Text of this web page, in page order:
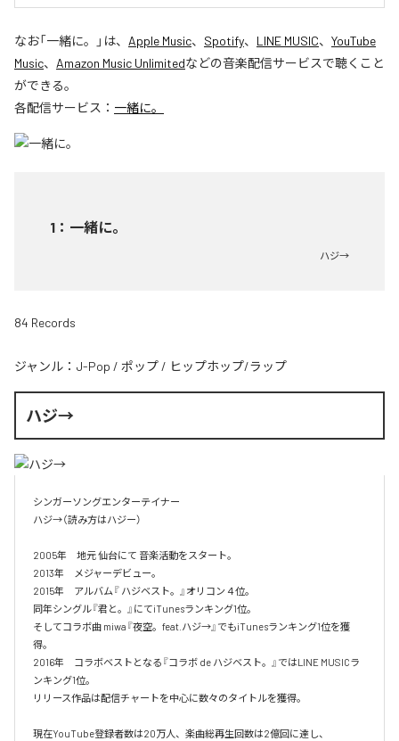
なお「一緒に。 」は、 Apple Music、 Spotify、 LINE MUSIC、 YouTube
Music、 Amazon Music Unlimitedなどの音楽配信サービスで聴くこと
ができる。
各配信サービス： 一緒に。
1 ： 一緒に。
ハジ→
84 Records
ジャンル： J-Pop / ポップ / ヒップホップ/ラップ
ハジ→
シンガーソングエンターテイナー
ハジ→（読み方はハジー）
2005年　地元 仙台にて 音楽活動をスタート。
2013年　メジャーデビュー。
2015年　アルバム『 ハジベスト。』オリコン４位。
同年シングル『君と。』にてiTunesランキング1位。
そしてコラボ曲 miwa『夜空。feat.ハジ→』でもiTunesランキング1位を獲
得。
2016年　コラボベストとなる『コラボ de ハジベスト。』ではLINE MUSICラ
ンキング1位。
リリース作品は配信チャートを中心に数々のタイトルを獲得。
現在YouTube登録者数は20万人、楽曲総再生回数は2億回に達し、